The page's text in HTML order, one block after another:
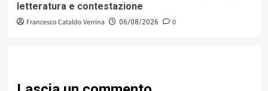
letteratura e contestazione
Francesco Cataldo Verrina 06/08/2026 0